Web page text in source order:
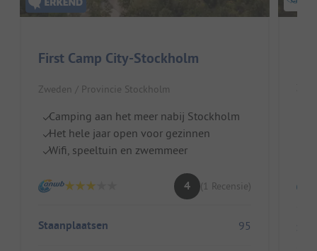
First Camp City-Stockholm
Zweden / Provincie Stockholm
Camping aan het meer nabij Stockholm
Het hele jaar open voor gezinnen
Wifi, speeltuin en zwemmeer
4 (1 Recensie)
Staanplaatsen 95